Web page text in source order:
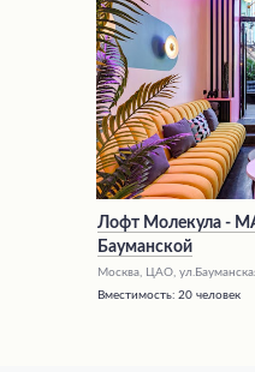
Лофт Молекула -
Бауманской
Москва, ЦАО,
Вместимость: 20 человек